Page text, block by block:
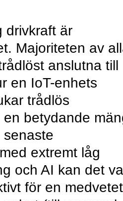
drivkraft är
Majoriteten av
anslutna till
en IoT-enhets
trådlös
betydande
senaste
extremt låg
och AI kan det
för en medvetet